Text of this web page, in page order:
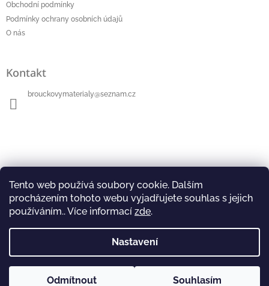
Tento web používá soubory cookie. Dalším
procházením tohoto webu vyjadřujete souhlas s jejich
používáním.. Více informací zde.
Nastavení
Odmítnout Souhlasím
Obchodní podmínky
Podmínky ochrany osobních údajů
O nás
Kontakt
brouckovymaterialy@seznam.cz
Instagram Facebook
Vytvořil Shoptet Copyright 2026 Broučkovy materiály. Všechna práva